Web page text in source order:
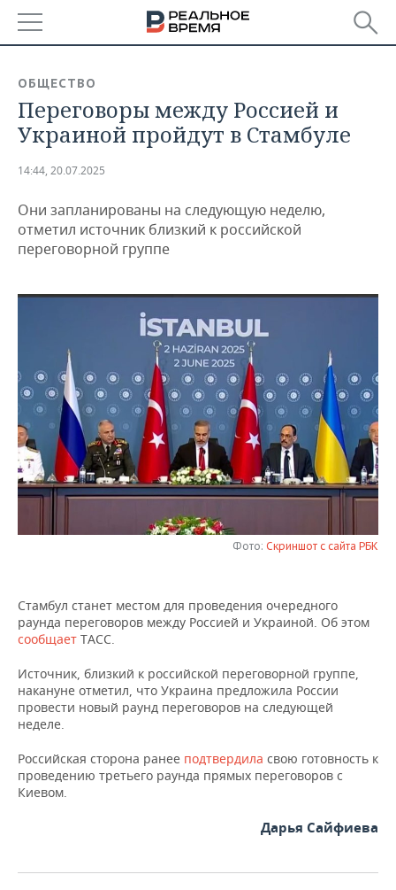
БАШКОРТОСТАН
ТАТАРСТАН
НОВОСТИ
АНАЛИТИКА
ДЕКЛАРАЦИИ О ДОХОДАХ
ВУЗЫ ТАТАРСТАНА
КОМУ ПРИНАДЛЕЖАТ
ТОРГОВЫЕ ЦЕНТРЫ
ТАТАРСТАНА
НОВОСТИ ЭКОНОМИКИ
БЮДЖЕТ
ИНВЕСТИЦИИ
ПРОМЫШЛЕННОСТЬ
МАШИНОСТРОЕНИЕ
НЕФТЕХИМИЯ
НЕФТЬ
ОПК
ЭНЕРГЕТИКА
НОВОСТИ НЕДВИЖИМОСТИ
НОВОСТИ АВТО
БИЗНЕС
НОВОСТИ БИЗНЕСА
РОЗНИЧНАЯ ТОРГОВЛЯ
ТРАНСПОРТ
ТЕХНОЛОГИИ
НОВОСТИ ТЕХНОЛОГИЙ
IT
МЕРОПРИЯТИЯ
НОВОСТИ МЕРОПРИЯТИЙ
ВЫЕЗДНАЯ РЕДАКЦИЯ
ОТКРЫТАЯ ЛЕКЦИЯ
СПОРТ
БАСКЕТБОЛ
ВОЛЕЙБОЛ
КИБЕРСПОРТ
ФИГУРНОЕ КАТАНИЕ
ВОДНЫЕ ВИДЫ СПОРТА
ИНФРАСТРУКТУРА
ИСТОРИЯ
КУЛЬТУРА
МЕДИЦИНА
ОБРАЗОВАНИЕ
СПРАВОЧНИК
СПИСОК ПЕРСОН
СПИСОК КОМПАНИЙ
ПОЛНАЯ ВЕРСИЯ
ОБЩЕСТВО
Переговоры между Россией и
Украиной пройдут в Стамбуле
14:44, 20.07.2025
Они запланированы на следующую неделю,
отметил источник близкий к российской
переговорной группе
Фото: Скриншот с сайта РБК
Стамбул станет местом для проведения очередного
раунда переговоров между Россией и Украиной. Об этом
сообщает ТАСС.
Источник, близкий к российской переговорной группе,
накануне отметил, что Украина предложила России
провести новый раунд переговоров на следующей
неделе.
Российская сторона ранее подтвердила свою готовность к
проведению третьего раунда прямых переговоров с
Киевом.
Дарья Сайфиева